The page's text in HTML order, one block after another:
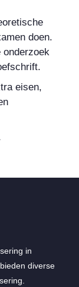
doen.
onderzoek
eisen,
in
diverse